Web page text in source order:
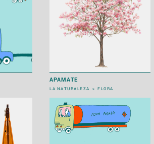
APAMATE
LA NATURALEZA >FLORA